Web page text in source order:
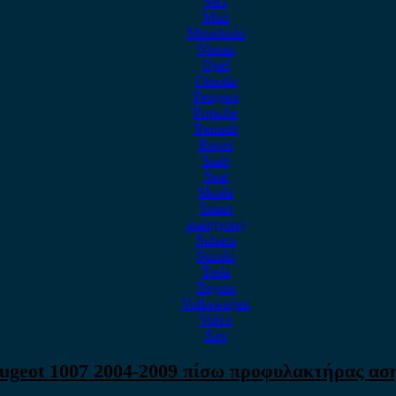
Mini
Mitsubishi
Nissan
Opel
Omoda
Peugeot
Porsche
Renault
Rover
Saab
Seat
Skoda
Smart
ssangyong
Subaru
Suzuki
Tesla
Toyota
Volkswagen
Volvo
Xev
1007 2004-2009 πίσω προφυλακτήρας